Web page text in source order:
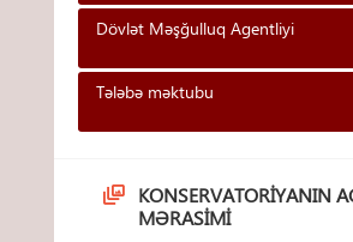
Dövlət Məşğulluq Agentliyi
Tələbə məktubu
KONSERVATORIYANIN
MƏRASIMI